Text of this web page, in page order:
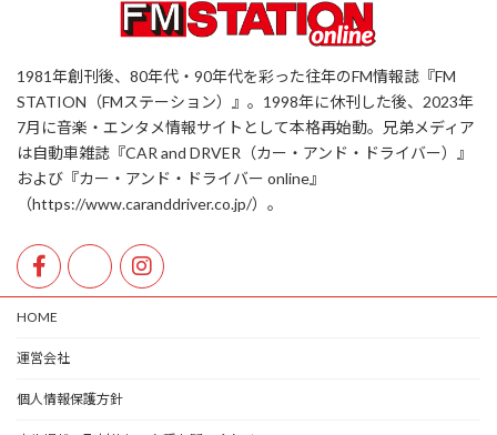
1981年創刊後、80年代・90年代を彩った往年のFM情報誌『FM
STATION（FMステーション）』。1998年に休刊した後、2023年
7月に音楽・エンタメ情報サイトとして本格再始動。兄弟メディア
は自動車雑誌『CAR and DRVER（カー・アンド・ドライバー）』
および『カー・アンド・ドライバー online』
（https://www.caranddriver.co.jp/）。
HOME
運営会社
個人情報保護方針